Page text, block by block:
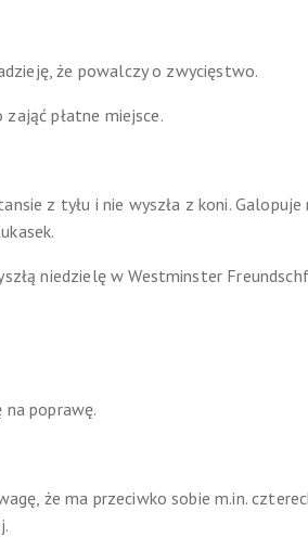
że powalczy o zwycięstwo.
płatne miejsce.
z tyłu i nie wyszła z koni.
niedzielę w Westminster
na poprawę.
że ma przeciwko sobie m.in.